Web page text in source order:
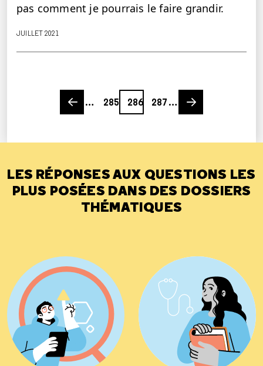
pas comment je pourrais le faire grandir.
JUILLET 2021
Previous page
…
285
Page
286
287 …
Next page
LES RÉPONSES AUX QUESTIONS LES
PLUS POSÉES DANS DES DOSSIERS
THÉMATIQUES